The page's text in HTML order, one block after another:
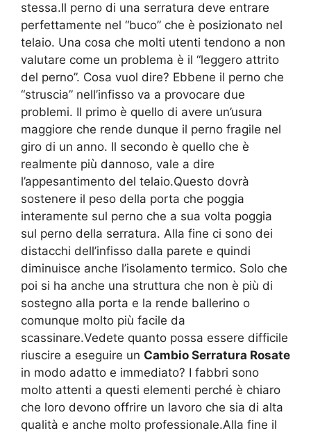
stessa.Il perno di una serratura deve entrare
perfettamente nel “buco” che è posizionato nel
telaio. Una cosa che molti utenti tendono a non
valutare come un problema è il “leggero attrito
del perno”. Cosa vuol dire? Ebbene il perno che
“struscia” nell’infisso va a provocare due
problemi. Il primo è quello di avere un’usura
maggiore che rende dunque il perno fragile nel
giro di un anno. Il secondo è quello che è
realmente più dannoso, vale a dire
l’appesantimento del telaio.Questo dovrà
sostenere il peso della porta che poggia
interamente sul perno che a sua volta poggia
sul perno della serratura. Alla fine ci sono dei
distacchi dell’infisso dalla parete e quindi
diminuisce anche l’isolamento termico. Solo che
poi si ha anche una struttura che non è più di
sostegno alla porta e la rende ballerino o
comunque molto più facile da
scassinare.Vedete quanto possa essere difficile
riuscire a eseguire un Cambio Serratura Rosate
in modo adatto e immediato? I fabbri sono
molto attenti a questi elementi perché è chiaro
che loro devono offrire un lavoro che sia di alta
qualità e anche molto professionale.Alla fine il